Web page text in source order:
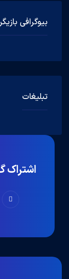
بیوگرافی
تبلیغات
اشتراک